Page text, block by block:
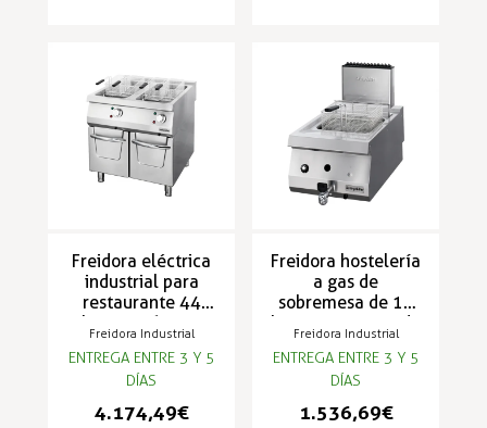
Freidora eléctrica
industrial para
restaurante 44
litros y 36 KW -
S90NFEDP
Freidora Industrial
ENTREGA ENTRE 3 Y 5
DÍAS
4.174,49 €
Freidora hostelería
a gas de
sobremesa de 12
litros y potencia de
10 KW - S70FGS
Freidora Industrial
ENTREGA ENTRE 3 Y 5
DÍAS
1.536,69 €